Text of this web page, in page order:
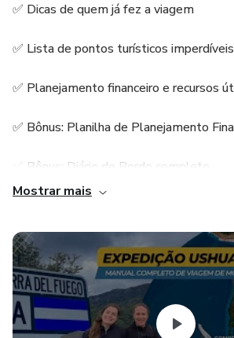
✅ Dicas de quem já fez a viagem
✅ Lista de pontos turísticos imperdíveis
✅ Planejamento financeiro e recursos
✅ Bônus: Planilha de Planejamento
✅ Bônus: Diário de Bordo completo
É hora de se preparar para a aventura
Planejar uma grande viagem de moto
É ter um guia completo, prático e fácil
Mostrar mais